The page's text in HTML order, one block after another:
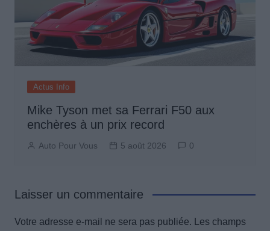
Actus Info
Mike Tyson met sa Ferrari F50 aux
enchères à un prix record
Auto Pour Vous 5 août 2026 0
Laisser un commentaire
Votre adresse e-mail ne sera pas publiée.
Les champs